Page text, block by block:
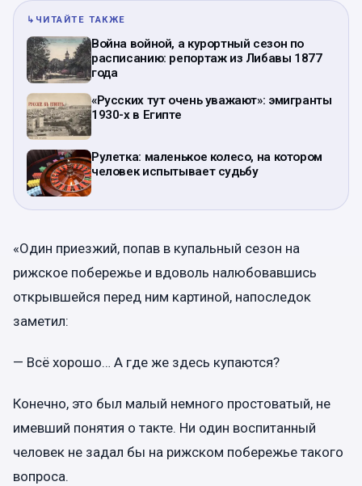
↳ ЧИТАЙТЕ ТАКЖЕ
Война войной, а курортный сезон по
расписанию: репортаж из Либавы 1877
года
«Русских тут очень уважают»: эмигранты
1930-х в Египте
Рулетка: маленькое колесо, на котором
человек испытывает судьбу
«Один приезжий, попав в купальный сезон на
рижское побережье и вдоволь налюбовавшись
открывшейся перед ним картиной, напоследок
заметил:
— Всё хорошо… А где же здесь купаются?
Конечно, это был малый немного простоватый, не
имевший понятия о такте. Ни один воспитанный
человек не задал бы на рижском побережье такого
вопроса.